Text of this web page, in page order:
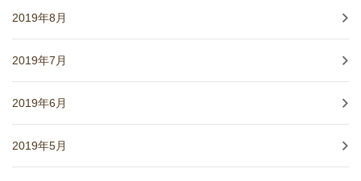
2019年8月
2019年7月
2019年6月
2019年5月